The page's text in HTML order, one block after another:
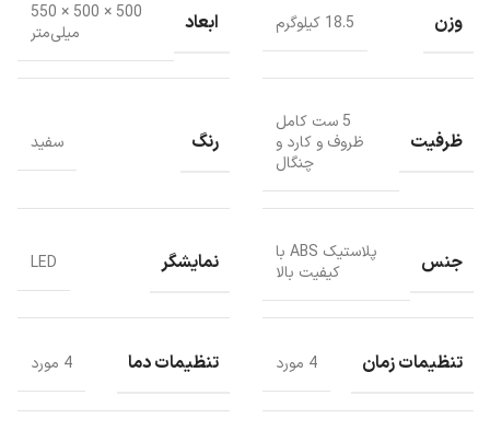
وزن 18.5 کیلوگرم ابعاد
500 × 500 × 550
میلی‌متر
ظرفیت
5 ست کامل
ظروف و کارد و
چنگال
رنگ سفید
جنس
پلاستیک ABS با
کیفیت بالا
نمایشگر LED
تنظیمات زمان 4 مورد تنظیمات دما 4 مورد